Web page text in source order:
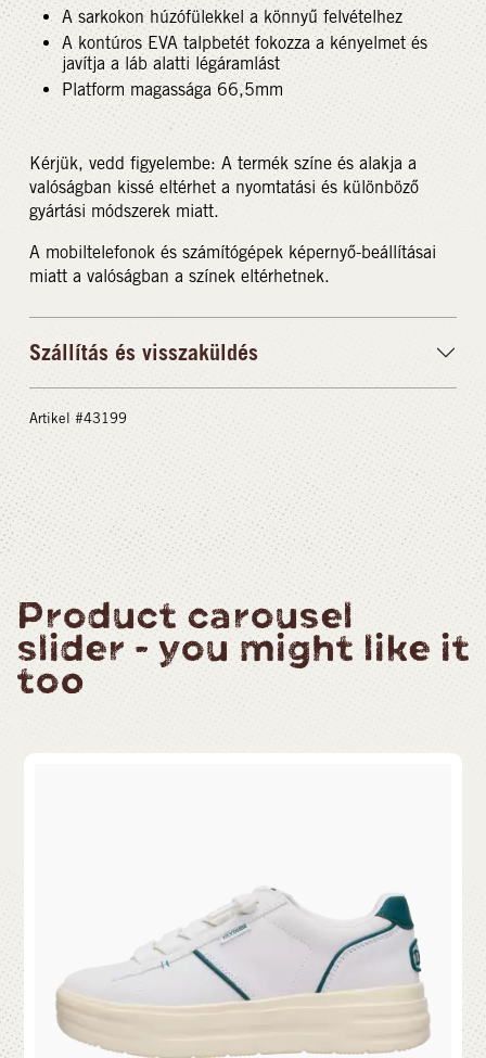
A sarkokon húzófülekkel a könnyű felvételhez
A kontúros EVA talpbetét fokozza a kényelmet és
javítja a láb alatti légáramlást
Platform magassága 66,5mm
Kérjük, vedd figyelembe: A termék színe és alakja a
valóságban kissé eltérhet a nyomtatási és különböző
gyártási módszerek miatt.
A mobiltelefonok és számítógépek képernyő-beállításai
miatt a valóságban a színek eltérhetnek.
Szállítás és visszaküldés
Artikel #43199
Product carousel
slider - you might like it
too